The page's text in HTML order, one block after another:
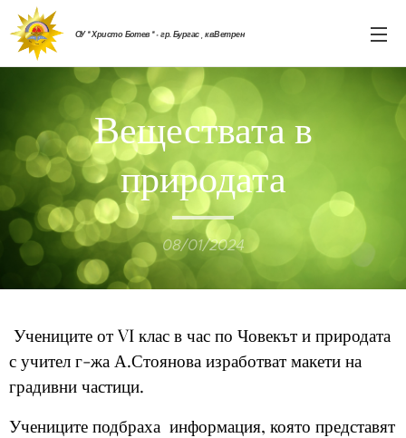
ОУ " Христо Ботев " - гр. Бургас , кв.Ветрен
Веществата в
природата
08/01/2024
Учениците от VI клас в час по Човекът и природата
с учител г-жа А.Стоянова изработват макети на
градивни частици.
Учениците подбраха информация, която представят